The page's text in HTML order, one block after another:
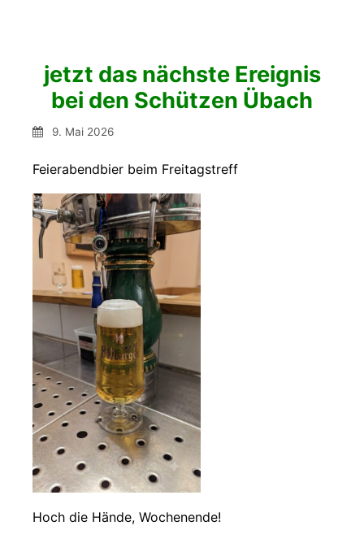
jetzt das nächste Ereignis
bei den Schützen Übach
9. Mai 2026
Feierabendbier beim Freitagstreff
Hoch die Hände, Wochenende!